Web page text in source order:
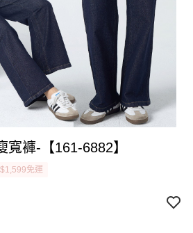
褲-【161-6882】
免運